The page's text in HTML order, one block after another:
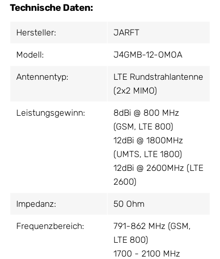
Technische Daten:
Hersteller: JARFT
Modell: J4GMB-12-OMOA
Antennentyp:
LTE Rundstrahlantenne
(2x2 MIMO)
Leistungsgewinn:
8dBi @ 800 MHz
(GSM, LTE 800)
12dBi @ 1800MHz
(UMTS, LTE 1800)
12dBi @ 2600MHz (LTE
2600)
Impedanz: 50 Ohm
Frequenzbereich:
791-862 MHz (GSM,
LTE 800)
1700 - 2100 MHz